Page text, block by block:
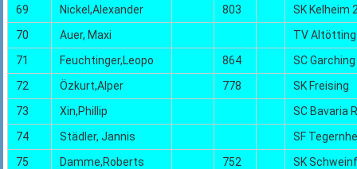
69 Nickel,Alexander 803
SK Kelheim
70
Auer, Maxi
TV Altötting
71
Feuchtinger,Leopo 864
SC Garching
72
Özkurt,Alper 778
SK Freising
73
Xin,Phillip
SC Bavaria
74
Städler, Jannis
SF
75
Damme,Roberts 752
SK